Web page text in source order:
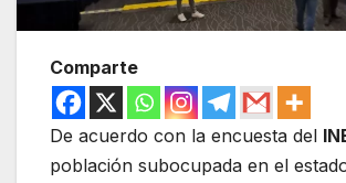
Comparte
De acuerdo con la encuesta del
población subocupada en el